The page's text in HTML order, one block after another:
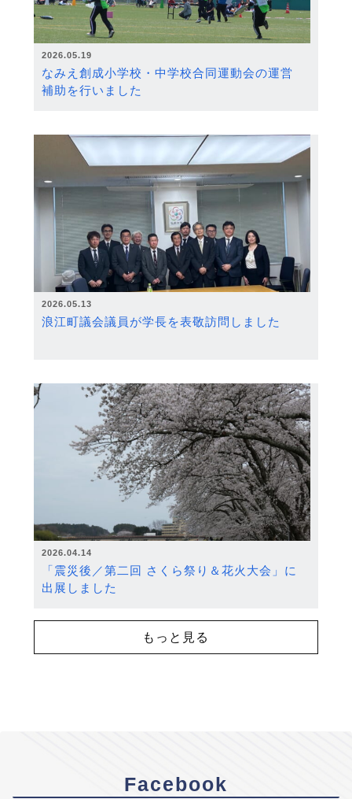
2026.05.19
なみえ創成小学校・中学校合同運動会の運営
補助を行いました
2026.05.13
浪江町議会議員が学長を表敬訪問しました
2026.04.14
「震災後／第二回 さくら祭り＆花火大会」に
出展しました
もっと見る
Facebook